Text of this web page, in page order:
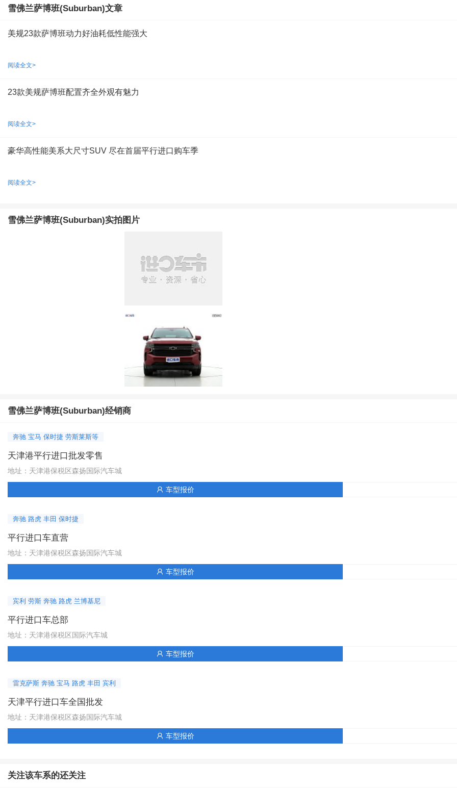
雪佛兰萨博班(Suburban)文章
美规23款萨博班动力好油耗低性能强大
阅读全文>
23款美规萨博班配置齐全外观有魅力
阅读全文>
豪华高性能美系大尺寸SUV 尽在首届平行进口购车季
阅读全文>
雪佛兰萨博班(Suburban)实拍图片
雪佛兰萨博班(Suburban)经销商
奔驰 宝马 保时捷 劳斯莱斯等
天津港平行进口批发零售
地址：天津港保税区森扬国际汽车城
 车型报价
奔驰 路虎 丰田 保时捷
平行进口车直营
地址：天津港保税区森扬国际汽车城
 车型报价
宾利 劳斯 奔驰 路虎 兰博基尼
平行进口车总部
地址：天津港保税区国际汽车城
 车型报价
雷克萨斯 奔驰 宝马 路虎 丰田 宾利
天津平行进口车全国批发
地址：天津港保税区森扬国际汽车城
 车型报价
关注该车系的还关注